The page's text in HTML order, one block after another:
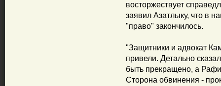
восторжествует
заявил Азатлыку, что в
"право" закончилось.
"Защитники и адвокат
привели. Детально
быть прекращено, а
Сторона обвинения -